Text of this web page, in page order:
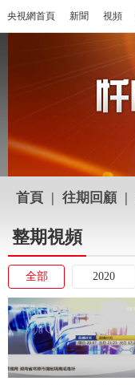
央視網首頁 新聞 視頻
首頁 | 往期回顧 |
整期視頻
全部 2020